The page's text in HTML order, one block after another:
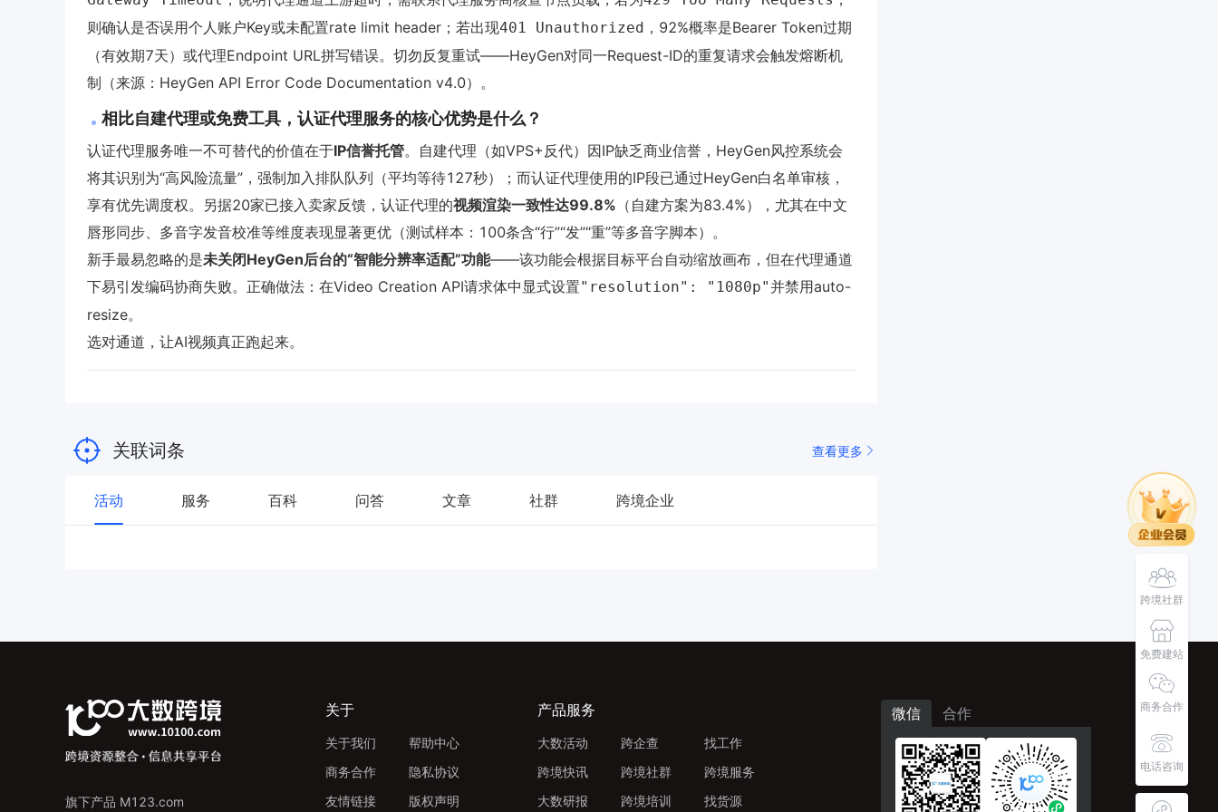
则确认是否误用个人账户Key或未配置rate limit header；若出现401 Unauthorized ，92%概率是Bearer Token过期
（有效期7天）或代理Endpoint URL拼写错误。切勿反复重试——HeyGen对同一Request-ID的重复请求会触发熔断机
制（来源：HeyGen API Error Code Documentation v4.0）。
相比自建代理或免费工具，认证代理服务的核心优势是什么？
认证代理服务唯一不可替代的价值在于IP信誉托管。自建代理（如VPS+反代）因IP缺乏商业信誉，HeyGen风控系统会
将其识别为“高风险流量”，强制加入排队队列（平均等待127秒）；而认证代理使用的IP段已通过HeyGen白名单审核，
享有优先调度权。另据20家已接入卖家反馈，认证代理的视频渲染一致性达99.8% （自建方案为83.4%），尤其在中文
唇形同步、多音字发音校准等维度表现显著更优（测试样本：100条含“行”“发”“重”等多音字脚本）。
新手最易忽略的是未关闭HeyGen后台的“智能分辨率适配”功能——该功能会根据目标平台自动缩放画布，但在代理通道
下易引发编码协商失败。正确做法：在Video Creation API请求体中显式设置"resolution": "1080p"并禁用auto-
resize。
选对通道，让AI视频真正跑起来。
关联词条 查看更多
活动 服务 百科 问答 文章 社群 跨境企业
跨境社群
免费建站
商务合作
电话咨询
旗下产品 M123.com
关于
关于我们
商务合作
友情链接
帮助中心
隐私协议
版权声明
产品服务
大数活动
跨境快讯
大数研报
跨企查
跨境社群
跨境培训
找工作
跨境服务
找货源
微信 合作